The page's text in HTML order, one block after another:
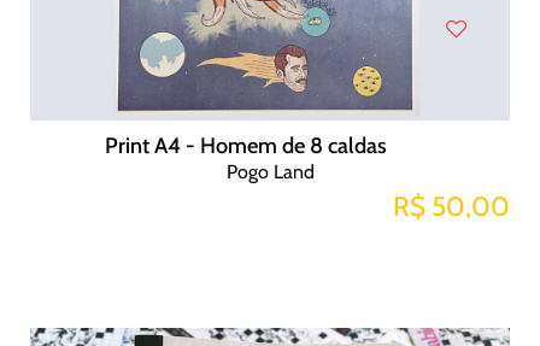
Print A4 - Homem de 8 caldas
Pogo Land
R$ 50,00